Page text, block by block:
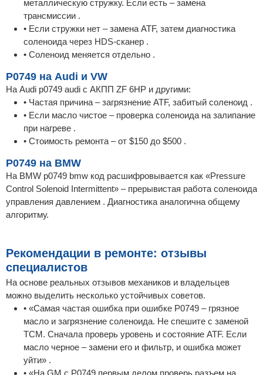
металлическую стружку. Если есть – замена
трансмиссии .
• Если стружки нет – замена ATF, затем диагностика
соленоида через HDS-сканер .
• Соленоид меняется отдельно .
P0749 на Audi и VW
На Audi p0749 audi с АКПП ZF 6HP и другими:
• Частая причина – загрязнение ATF, забитый соленоид .
• Если масло чистое – проверка соленоида на залипание
при нагреве .
• Стоимость ремонта – от $150 до $500 .
P0749 на BMW
На BMW p0749 bmw код расшифровывается как «Pressure
Control Solenoid Intermittent» – прерывистая работа соленоида
управления давлением . Диагностика аналогична общему
алгоритму.
Рекомендации в ремонте: отзывы
специалистов
На основе реальных отзывов механиков и владельцев
можно выделить несколько устойчивых советов.
• «Самая частая ошибка при ошибке P0749 – грязное
масло и загрязнение соленоида. Не спешите с заменой
TCM. Сначала проверь уровень и состояние ATF. Если
масло черное – замени его и фильтр, и ошибка может
уйти» .
• «На GM с P0749 первым делом проверь разъем на